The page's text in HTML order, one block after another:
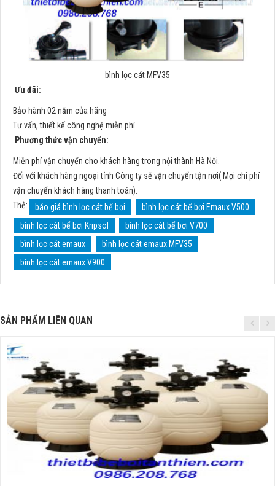
bình lọc cát MFV35
Ưu đãi:
Bảo hành 02 năm của hãng
Tư vấn, thiết kế công nghệ miễn phí
Phương thức vận chuyển:
Miễn phí vận chuyển cho khách hàng trong nội thành Hà Nội.
Đối với khách hàng ngoại tỉnh Công ty sẽ vận chuyển tận nơi( Mọi chi phí
vận chuyển khách hàng thanh toán).
Thẻ:
báo giá bình lọc cát bể bơi
bình lọc cát bể bơi Emaux V500
bình lọc cát bể bơi Kripsol
bình lọc cát bể bơi V700
bình lọc cát emaux
bình lọc cát emaux MFV35
bình lọc cát emaux V900
SẢN PHẨM LIÊN QUAN